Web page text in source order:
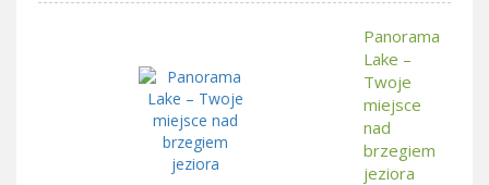
Panorama
Lake –
Twoje
miejsce
nad
brzegiem
jeziora